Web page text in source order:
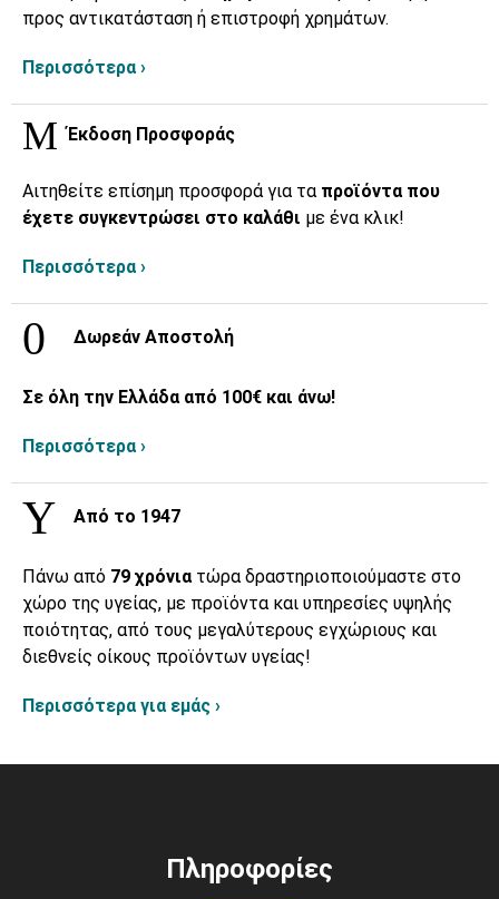
προς αντικατάσταση ή επιστροφή χρημάτων.
Περισσότερα ›
Έκδοση Προσφοράς
Αιτηθείτε επίσημη προσφορά για τα προϊόντα που
έχετε συγκεντρώσει στο καλάθι με ένα κλικ!
Περισσότερα ›
Δωρεάν Αποστολή
Σε όλη την Ελλάδα από 100€ και άνω!
Περισσότερα ›
Από το 1947
Πάνω από 79 χρόνια τώρα δραστηριοποιούμαστε στο
χώρο της υγείας, με προϊόντα και υπηρεσίες υψηλής
ποιότητας, από τους μεγαλύτερους εγχώριους και
διεθνείς οίκους προϊόντων υγείας!
Περισσότερα για εμάς ›
Πληροφορίες